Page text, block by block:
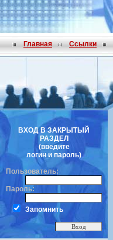
Главная Ссылки
ВХОД В ЗАКРЫТЫЙ
РАЗДЕЛ
(введите
логин и пароль)
Пользователь:
Пароль:
Запомнить